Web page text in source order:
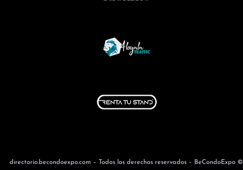
directorio.becondoexpo.com – Todos los derechos reservados – BeCondoExpo ©